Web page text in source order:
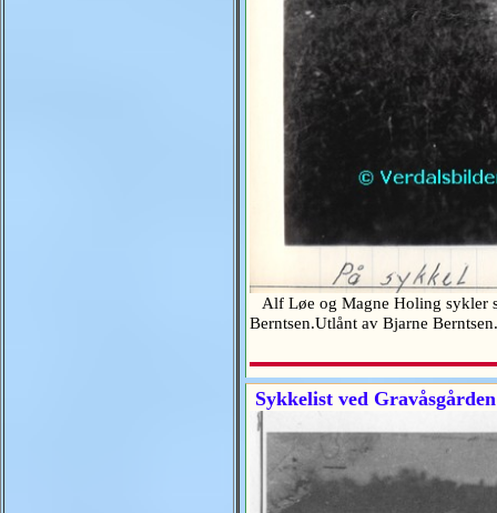
Alf Løe og Magne Holing sykler
Berntsen.Utlånt av Bjarne
Sykkelist ved